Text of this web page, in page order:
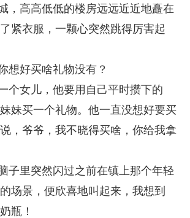
，高高低低的楼房远远近近地矗在
紧衣服，一颗心突然跳得厉害起
想好买啥礼物没有？
个女儿，他要用自己平时攒下的
妹买一个礼物。他一直没想好要买
，爷爷，我不晓得买啥，你给我拿
子里突然闪过之前在镇上那个年轻
场景，便欣喜地叫起来，我想到
瓶！